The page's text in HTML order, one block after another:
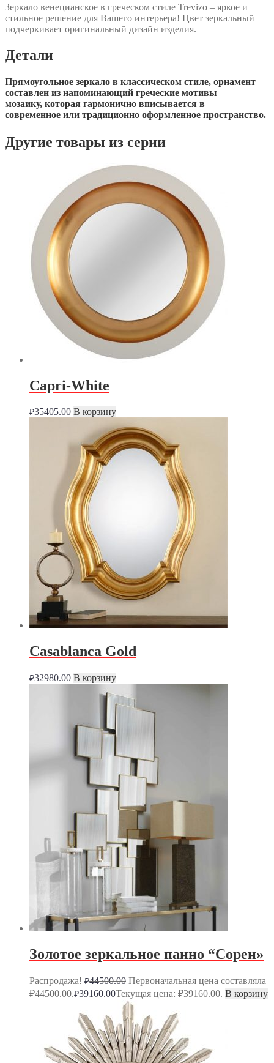
Зеркало венецианское в греческом стиле Trevizo – яркое и
стильное решение для Вашего интерьера! Цвет зеркальный
подчеркивает оригинальный дизайн изделия.
Детали
Прямоугольное зеркало в классическом стиле, орнамент
составлен из напоминающий греческие мотивы
мозаику, которая гармонично вписывается в
современное или традиционно оформленное пространство.
Другие товары из серии
Capri-White
₽35405.00 В корзину
Casablanca Gold
₽32980.00 В корзину
Золотое зеркальное панно “Сорен»
Распродажа! ₽44500.00 Первоначальная цена составляла
₽44500.00.₽39160.00Текущая цена: ₽39160.00. В корзину